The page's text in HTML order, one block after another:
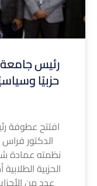
رئيس جامعة
حزبيًا
افتتح عطوفة
الدكتور فراس
نظمته عمادة
الحزبية
عدد من